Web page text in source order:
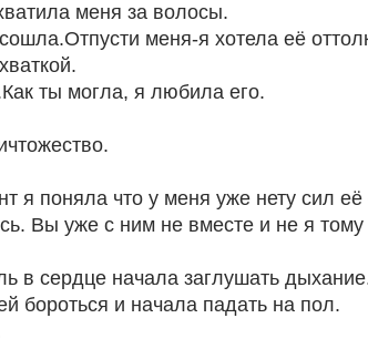
меня за волосы.
меня-я хотела её
ты могла, я любила его.
я поняла что у меня уже нету сил её
Вы уже с ним не вместе и не я
в сердце начала заглушать
бороться и начала падать на пол.